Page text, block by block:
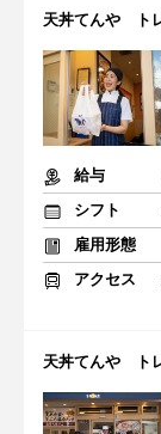
天丼てんや ト
給与
シフト
雇用形態
アクセス
天丼てんや ト